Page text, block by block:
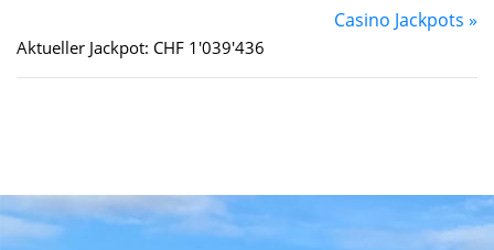
Casino Jackpots »
Aktueller Jackpot: CHF 1'039'436